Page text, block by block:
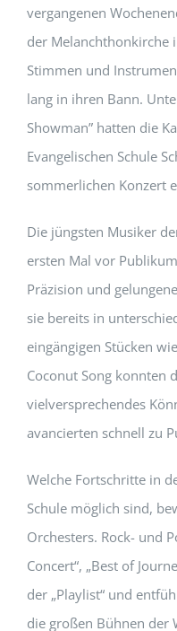
vergangenen
der Melanchthonkirche
Stimmen und
lang in ihren Bann.
Showman” hatten die
Evangelischen Schule
sommerlichen Konzert
Die jüngsten Musiker
ersten Mal vor
Präzision und
sie bereits in
eingängigen Stücken
Coconut Song konnten
vielversprechendes
avancierten schnell zu
Welche Fortschritte in
Schule möglich sind,
Orchesters. Rock- und
Concert“, „Best of
der „Playlist“ und
die großen Bühnen der